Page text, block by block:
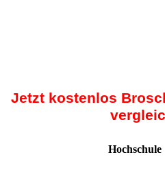
Jetzt kostenlos
Hochschule